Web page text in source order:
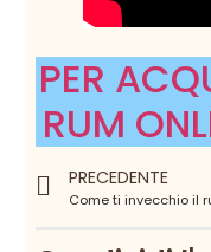
PER
RUM
PRECEDENTE